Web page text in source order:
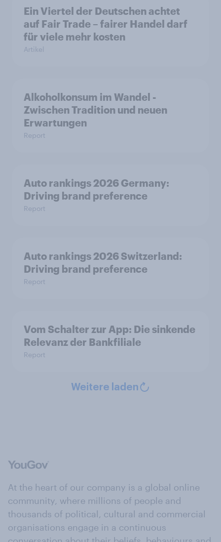
Ein Viertel der Deutschen achtet
auf Fair Trade – fairer Handel darf
für viele mehr kosten
Artikel
Alkoholkonsum im Wandel​ -
Zwischen Tradition und neuen
Erwartungen
Report
Auto rankings 2026 Germany:
Driving brand preference
Report
Auto rankings 2026 Switzerland:
Driving brand preference
Report
Vom Schalter zur App: Die sinkende
Relevanz der Bankfiliale
Report
Weitere laden
At the heart of our company is a global online
community, where millions of people and
thousands of political, cultural and commercial
organisations engage in a continuous